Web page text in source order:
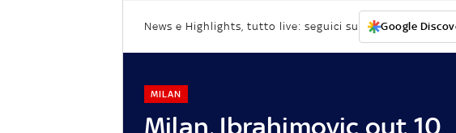
News e Highlights, tutto live: seguici su Google
Milan, Ibrahimovic out 10
MILAN